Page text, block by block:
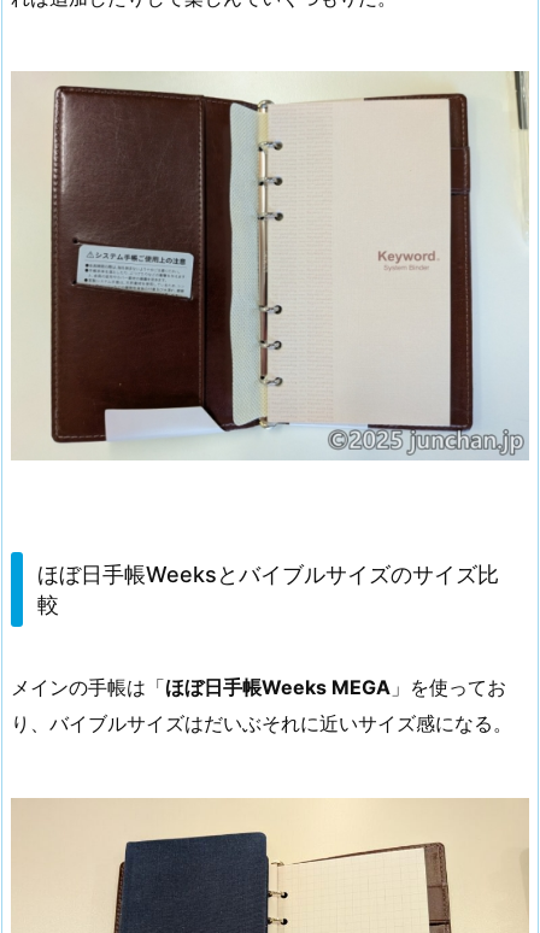
ほぼ日手帳Weeksとバイブルサイズのサイズ比
較
メインの手帳は「ほぼ日手帳Weeks MEGA 」を使ってお
り、バイブルサイズはだいぶそれに近いサイズ感になる。